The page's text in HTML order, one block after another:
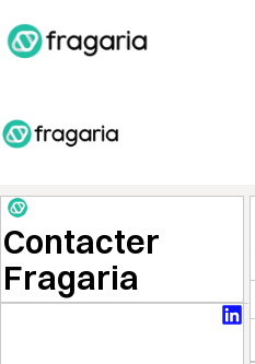
Contacter
Fragaria